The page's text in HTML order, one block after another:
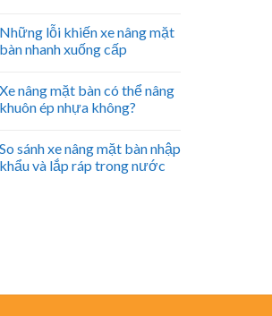
Những lỗi khiến xe nâng mặt
bàn nhanh xuống cấp
Xe nâng mặt bàn có thể nâng
khuôn ép nhựa không?
So sánh xe nâng mặt bàn nhập
khẩu và lắp ráp trong nước